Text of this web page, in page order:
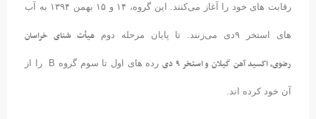
رقابت های خود را آغاز می‌کنند. این گروه، ۱۴ و ۱۵ بهمن ۱۳۹۴ به آب
های استخر ۹دی می‌زنند. تا پایان مرحله دوم
هیأت شنای خراسان
رضوی، اکسید آهن گیلان و استخر ۹ دی
رده های اول تا سوم گروه B را از
آن خود کرده اند.